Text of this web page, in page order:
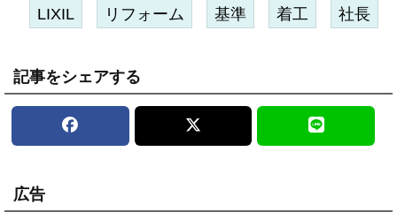
LIXIL リフォーム 基準 着工 社長
記事をシェアする
広告